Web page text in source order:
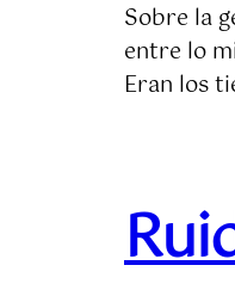
Sobre la
entre lo
Eran los